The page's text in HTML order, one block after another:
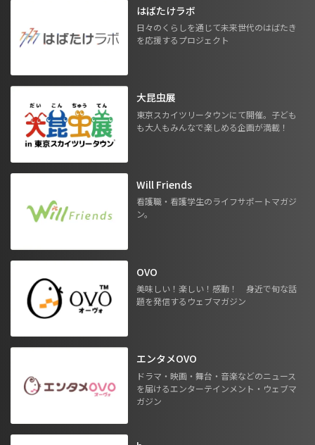
はばたけラボ
日々のくらしを通じて未来世代のはばたき
を応援するプロジェクト
大昆虫展
東京スカイツリータウンにて開催。子ども
も大人もみんなで楽しめる企画が満載！
Will Friends
看護職・看護学生のライフサポートマガジ
ン。
OVO
美味しい！楽しい！感動！ 身近で旬な話
題を発信するウェブマガジン
エンタメOVO
ドラマ・映画・舞台・音楽などのニュース
を届けるエンターテインメント・ウェブマ
ガジン